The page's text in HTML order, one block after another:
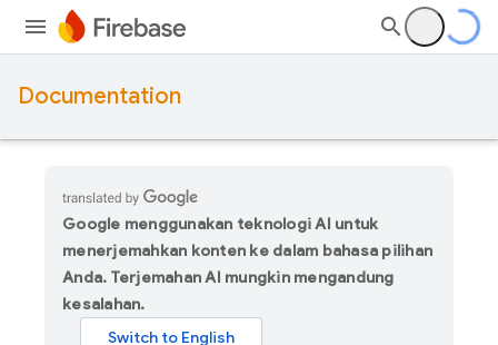
Documentation
Google menggunakan teknologi AI untuk
menerjemahkan konten ke dalam bahasa pilihan
Anda. Terjemahan AI mungkin mengandung
kesalahan.